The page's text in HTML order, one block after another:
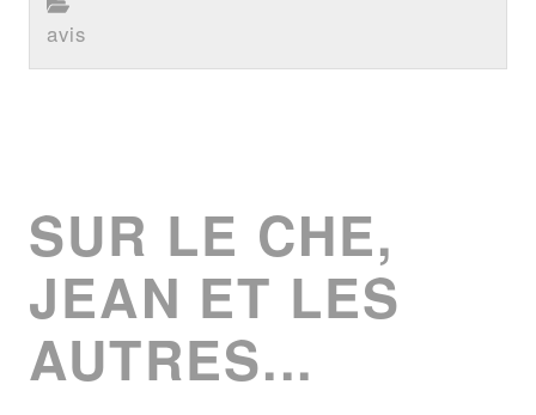
avis
SUR LE CHE,
JEAN ET LES
AUTRES...